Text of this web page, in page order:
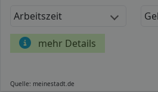
Arbeitszeit
mehr Details
Quelle: meinestadt.de